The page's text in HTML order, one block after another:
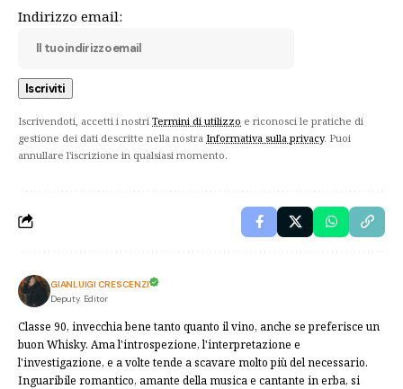
Indirizzo email:
Iscrivendoti, accetti i nostri Termini di utilizzo e riconosci le pratiche di
gestione dei dati descritte nella nostra Informativa sulla privacy. Puoi
annullare l'iscrizione in qualsiasi momento.
GIANLUIGI CRESCENZI
Deputy Editor
Classe 90, invecchia bene tanto quanto il vino, anche se preferisce un
buon Whisky. Ama l'introspezione, l'interpretazione e
l'investigazione, e a volte tende a scavare molto più del necessario.
Inguaribile romantico, amante della musica e cantante in erba, si